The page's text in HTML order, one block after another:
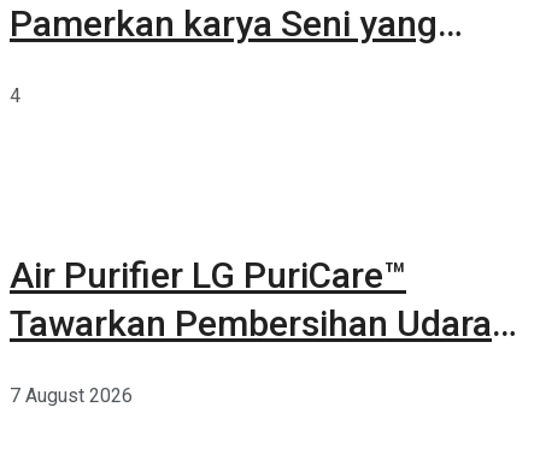
Pamerkan karya Seni yang
4
Air Purifier LG PuriCare™
Tawarkan Pembersihan Udara
7 August 2026